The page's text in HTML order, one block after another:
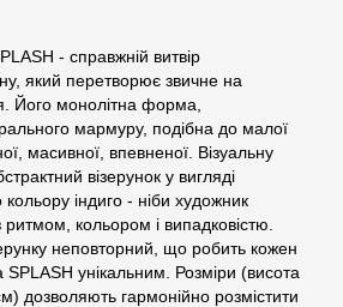
- справжній витвір
який перетворює звичне на
Його монолітна форма,
мармуру, подібна до малої
масивної, впевненої. Візуальну
візерунок у вигляді
індиго - ніби художник
ритмом, кольором і випадковістю.
неповторний, що робить кожен
унікальним. Розміри (висота
дозволяють гармонійно розмістити